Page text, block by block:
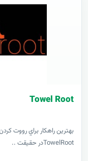
Towel Root
بهترين راهکار براي رووت
TowelRootدر حقيقت ..